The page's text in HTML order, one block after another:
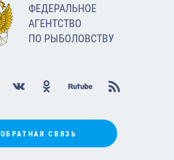
ФЕДЕРАЛЬНОЕ
АГЕНТСТВО
ПО РЫБОЛОВСТВУ
ОБРАТНАЯ СВЯЗЬ